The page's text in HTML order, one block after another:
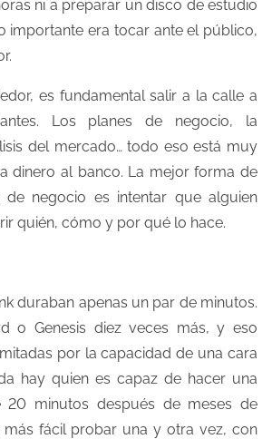
ni a preparar un disco de estudio
importante era tocar ante el público,
es fundamental salir a la calle a
Los planes de negocio, la
del mercado… todo eso está muy
dinero al banco. La mejor forma de
negocio es intentar que alguien
quién, cómo y por qué lo hace.
duraban apenas un par de minutos.
o Genesis diez veces más, y eso
por la capacidad de una cara
hay quien es capaz de hacer una
20 minutos después de meses de
más fácil probar una y otra vez, con